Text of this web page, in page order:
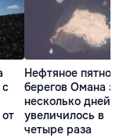
Нефтяное пятно у
берегов Омана за
несколько дней
увеличилось в
четыре раза